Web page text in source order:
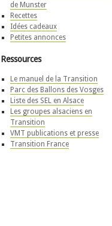
de Munster
Recettes
Idées cadeaux
Petites annonces
Ressources
Le manuel de la Transition
Parc des Ballons des Vosges
Liste des SEL en Alsace
Les groupes alsaciens en
Transition
VMT publications et presse
Transition France